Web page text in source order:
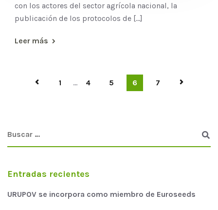
con los actores del sector agrícola nacional, la
publicación de los protocolos de [...]
Leer más
1 ... 4 5 6 7
Entradas recientes
URUPOV se incorpora como miembro de Euroseeds